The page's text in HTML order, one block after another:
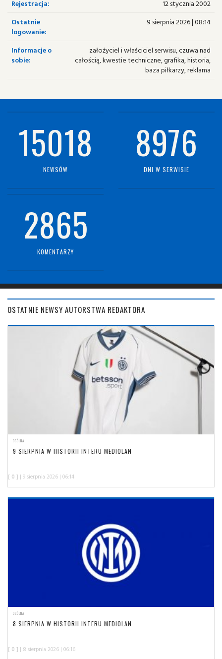
Rejestracja:
12 stycznia 2002
Ostatnie
logowanie:
9 sierpnia 2026 | 08:14
Informacje o
sobie:
założyciel i właściciel serwisu, czuwa nad
całością, kwestie techniczne, grafika, historia,
baza piłkarzy, reklama
15018
NEWSÓW
8976
DNI W SERWISIE
2865
KOMENTARZY
OSTATNIE NEWSY AUTORSTWA REDAKTORA
OGÓLNA
9 SIERPNIA W HISTORII INTERU MEDIOLAN
[ 0 ] | 9 sierpnia 2026 | 06:14
OGÓLNA
8 SIERPNIA W HISTORII INTERU MEDIOLAN
[ 0 ] | 8 sierpnia 2026 | 06:16